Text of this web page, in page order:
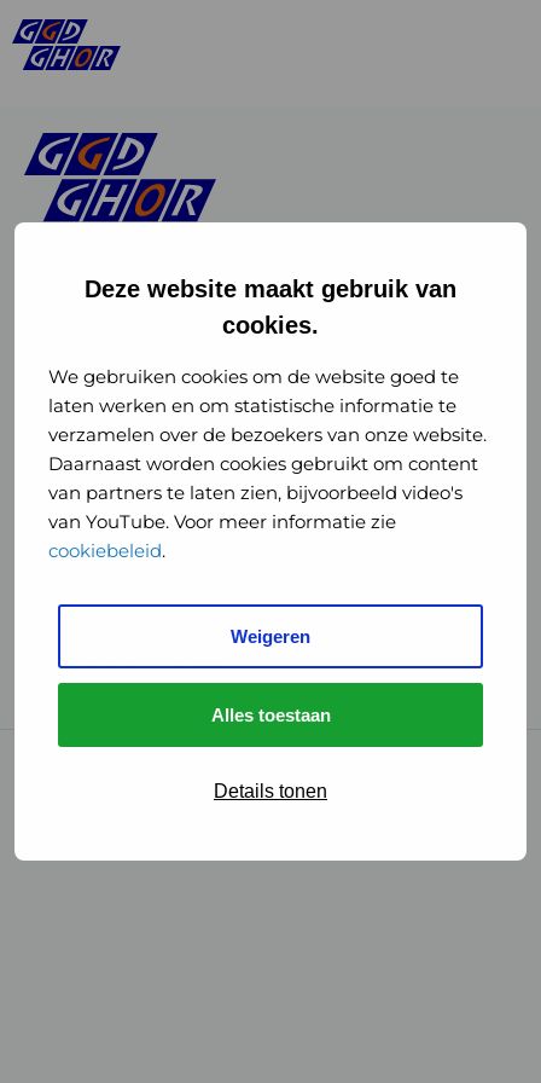
Deze website maakt gebruik van
cookies.
We gebruiken cookies om de website goed te
laten werken en om statistische informatie te
verzamelen over de bezoekers van onze website.
Daarnaast worden cookies gebruikt om content
van partners te laten zien, bijvoorbeeld video's
van YouTube. Voor meer informatie zie
cookiebeleid.
Weigeren
Alles toestaan
Details tonen
of
GGD
GHOR
Nederland
Instagram
of
GGD
GHOR
Nederland
GGD Reizen op social media
GGD Reizen
GGD Reisvaccinaties